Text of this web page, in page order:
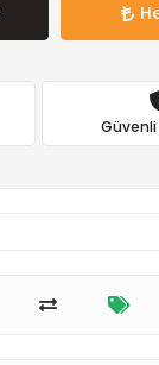
Güvenli